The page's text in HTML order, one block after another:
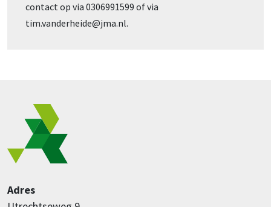
contact op via 0306991599 of via
tim.vanderheide@jma.nl.
Adres